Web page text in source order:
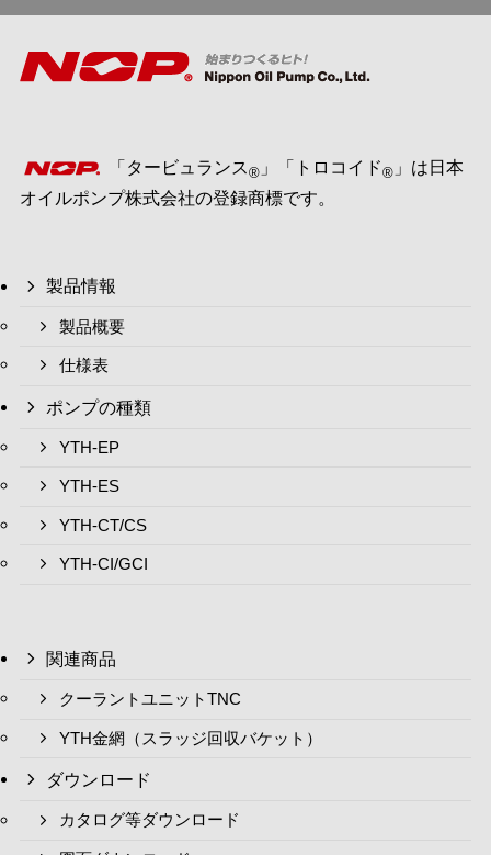
「タービュランス®」「トロコイド®」は日本
オイルポンプ株式会社の登録商標です。
製品情報
製品概要
仕様表
ポンプの種類
YTH-EP
YTH-ES
YTH-CT/CS
YTH-CI/GCI
関連商品
クーラントユニットTNC
YTH金網（スラッジ回収バケット）
ダウンロード
カタログ等ダウンロード